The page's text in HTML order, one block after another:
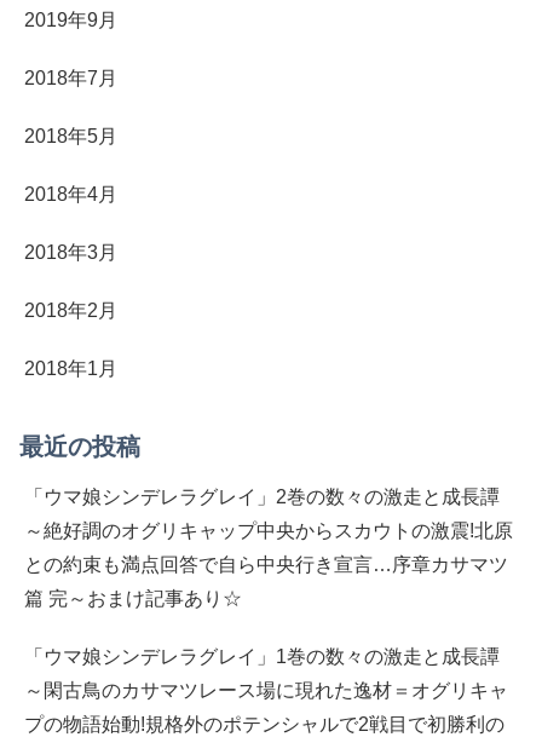
2019年9月
2018年7月
2018年5月
2018年4月
2018年3月
2018年2月
2018年1月
最近の投稿
「ウマ娘シンデレラグレイ」2巻の数々の激走と成長譚
～絶好調のオグリキャップ中央からスカウトの激震!北原
との約束も満点回答で自ら中央行き宣言…序章カサマツ
篇 完～おまけ記事あり☆
「ウマ娘シンデレラグレイ」1巻の数々の激走と成長譚
～閑古鳥のカサマツレース場に現れた逸材＝オグリキャ
プの物語始動!規格外のポテンシャルで2戦目で初勝利の